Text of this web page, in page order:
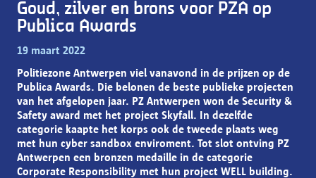
Goud, zilver en brons voor PZA op
Publica Awards
19 maart 2022
Politiezone Antwerpen viel vanavond in de prijzen op de
Publica Awards. Die belonen de beste publieke projecten
van het afgelopen jaar. PZ Antwerpen won de Security &
Safety award met het project Skyfall. In dezelfde
categorie kaapte het korps ook de tweede plaats weg
met hun cyber sandbox enviroment. Tot slot ontving PZ
Antwerpen een bronzen medaille in de categorie
Corporate Responsibility met hun project WELL building.